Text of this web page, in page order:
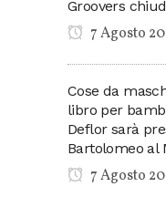
Groovers
7 Agosto
Cose da
libro per
Deflor sarà
Bartolomeo al
7 Agosto